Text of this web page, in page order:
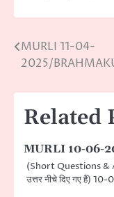
Post
navigation
MURLI 11-04-
2025/
Related
MURLI 10-06-
(Short Questions &
उत्तर नीचे दिए गए हैं) 10-